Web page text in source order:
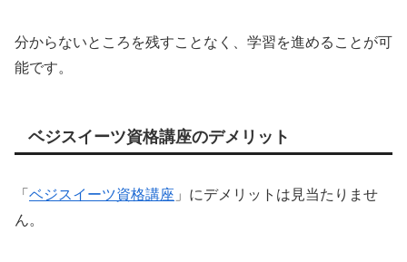
分からないところを残すことなく、学習を進めることが可
能です。
ベジスイーツ資格講座のデメリット
「 ベジスイーツ資格講座 」にデメリットは見当たりませ
ん。